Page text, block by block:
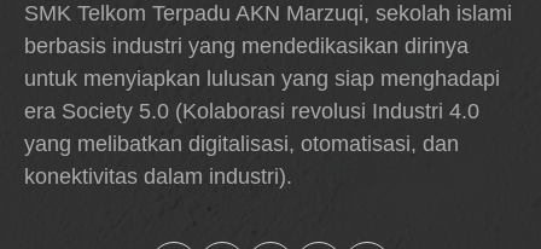
SMK Telkom Terpadu AKN Marzuqi, sekolah islami
berbasis industri yang mendedikasikan dirinya
untuk menyiapkan lulusan yang siap menghadapi
era Society 5.0 (Kolaborasi revolusi Industri 4.0
yang melibatkan digitalisasi, otomatisasi, dan
konektivitas dalam industri).